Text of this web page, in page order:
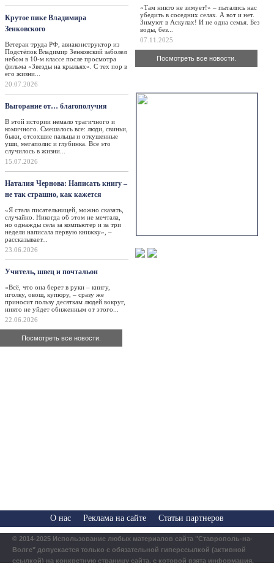
Крутое пике Владимира
Зенковского
Ветеран труда РФ, авиаконструктор из
Подстёпок Владимир Зенковский заболел
небом в 10-м классе после просмотра
фильма «Звезды на крыльях». С тех пор в
его жизни...
20.07.2026
Выгорание от… благополучия
В этой истории немало трагичного и
комичного. Смешалось все: люди, свиньи,
быки, отсохшие пальцы и откушенные
уши, мегаполис и глубинка. Все это
случилось в жизни...
15.07.2026
Наталия Чернова: Написать книгу –
не так страшно, как кажется
«Я стала писательницей, можно сказать,
случайно. Никогда об этом не мечтала,
но однажды села за компьютер и за три
недели написала первую книжку», –
рассказывает...
23.06.2026
Учитель, швец и почтальон
«Всё, что она берет в руки – книгу,
иголку, овощ, купюру, – сразу же
приносит пользу десяткам людей вокруг,
никто не уйдет обиженным от этого...
22.06.2026
Посмотреть все новости.
«Там никто не зимует!» – пытались нас
убедить в соседних селах. А вот и нет.
Зимуют в Аскулах! И не одна семья. Без
воды, без...
07.11.2025
Посмотреть все новости.
О нас Реклама на сайте Статьи партнеров
© 2014-2025 Использование любых материалов сайта "Ставрополь-на-
Волге" допускается только с обязательной гиперссылкой (активной
ссылкой) на конкретную страницу сайта, с которой взята информация.